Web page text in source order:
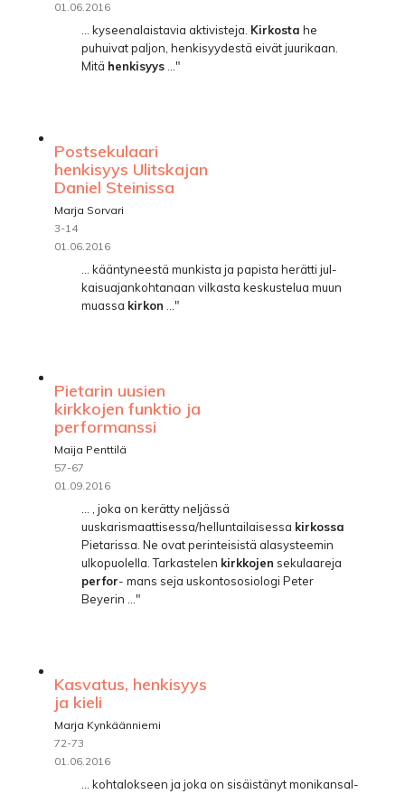
01.06.2016
... kyseenalaistavia aktivisteja. Kirkosta he
puhuivat paljon, henkisyydestä eivät juurikaan.
Mitä henkisyys ..."
Postsekulaari
henkisyys Ulitskajan
Daniel Steinissa
Marja Sorvari
3-14
01.06.2016
... kääntyneestä munkista ja papista herätti jul-
kaisuajankohtanaan vilkasta keskustelua muun
muassa kirkon ..."
Pietarin uusien
kirkkojen funktio ja
performanssi
Maija Penttilä
57-67
01.09.2016
... , joka on kerätty neljässä
uuskarismaattisessa/helluntailaisessa kirkossa
Pietarissa. Ne ovat perinteisistä alasysteemin
ulkopuolella. Tarkastelen kirkkojen sekulaareja
perfor- mans seja uskontososiologi Peter
Beyerin ..."
Kasvatus, henkisyys
ja kieli
Marja Kynkäänniemi
72-73
01.06.2016
... kohtalokseen ja joka on sisäistänyt monikansal-